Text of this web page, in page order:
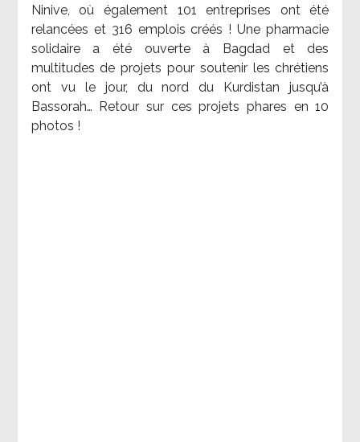
Ninive, où également 101 entreprises ont été
relancées et 316 emplois créés ! Une pharmacie
solidaire a été ouverte à Bagdad et des
multitudes de projets pour soutenir les chrétiens
ont vu le jour, du nord du Kurdistan jusqu’à
Bassorah… Retour sur ces projets phares en 10
photos !